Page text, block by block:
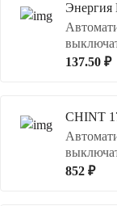
Энергия
137.50 ₽
CHINT
852 ₽